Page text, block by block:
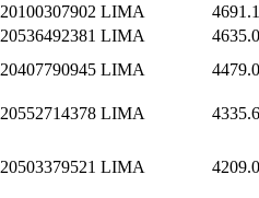
20100307902 LIMA
20536492381 LIMA
20407790945 LIMA
20552714378 LIMA
20503379521 LIMA